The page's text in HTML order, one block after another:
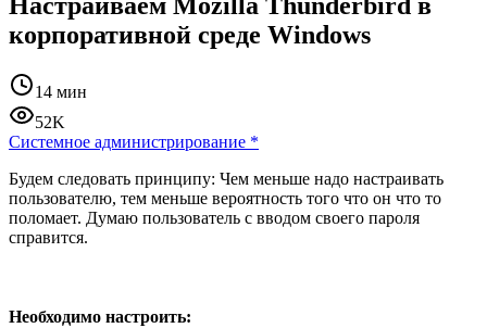
корпоративной среде Windows
14 мин
52K
Системное администрирование *
Будем следовать принципу: Чем меньше надо настраивать
пользователю, тем меньше вероятность того что он что то
поломает. Думаю пользователь с вводом своего пароля
справится.
Необходимо настроить: